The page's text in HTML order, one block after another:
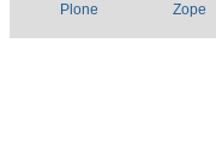
Plone Zope